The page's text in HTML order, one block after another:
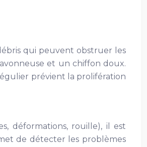
qui peuvent obstruer les
et un chiffon doux.
prévient la prolifération
déformations, rouille), il est
de détecter les problèmes